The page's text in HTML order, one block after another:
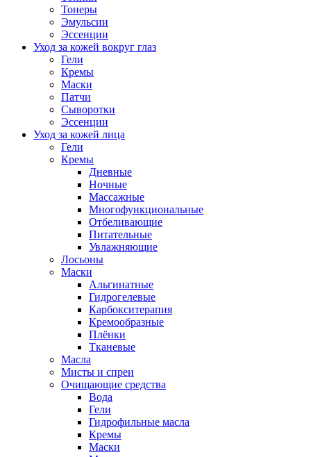
Тонеры
Эмульсии
Эссенции
Уход за кожей вокруг глаз
Гели
Кремы
Маски
Патчи
Сыворотки
Эссенции
Уход за кожей лица
Гели
Кремы
Дневные
Ночные
Массажные
Многофункциональные
Отбеливающие
Питательные
Увлажняющие
Лосьоны
Маски
Альгинатные
Гидрогелевые
Карбокситерапия
Кремообразные
Плёнки
Тканевые
Масла
Мисты и спреи
Очищающие средства
Вода
Гели
Гидрофильные масла
Кремы
Маски